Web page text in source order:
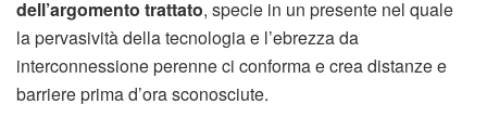
dell’argomento trattato, specie in un presente nel quale
la pervasività della tecnologia e l’ebrezza da
interconnessione perenne ci conforma e crea distanze e
barriere prima d’ora sconosciute.